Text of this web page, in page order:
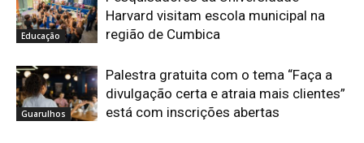
Educação
Harvard visitam escola municipal na
região de Cumbica
Guarulhos
Palestra gratuita com o tema “Faça a
divulgação certa e atraia mais clientes”
está com inscrições abertas